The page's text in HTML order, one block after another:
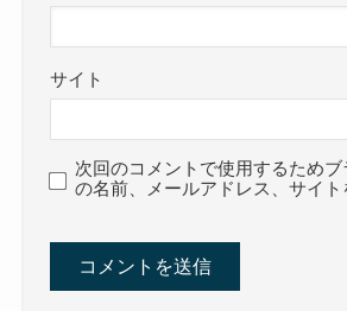
サイト
次回のコメントで使用するため
の名前、メールアドレス、サイト